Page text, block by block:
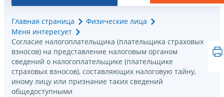
Главная страница
Физические лица
Меня интересует
Согласие налогоплательщика (плательщика страховых
взносов) на представление налоговым органом
сведений о налогоплательщике (плательщике
страховых взносов), составляющих налоговую тайну,
иному лицу или признание таких сведений
общедоступными